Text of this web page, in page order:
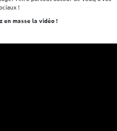
!
en masse la vidéo !